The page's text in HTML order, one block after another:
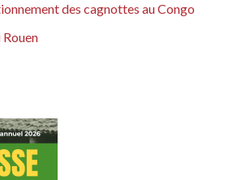
des cagnottes au Congo